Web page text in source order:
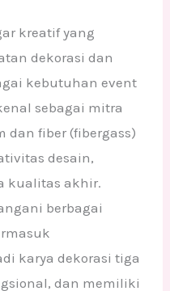
kreatif yang
dekorasi dan
kebutuhan event
sebagai mitra
dan fiber (fibergass)
desain,
kualitas akhir.
berbagai
karya dekorasi tiga
dan memiliki